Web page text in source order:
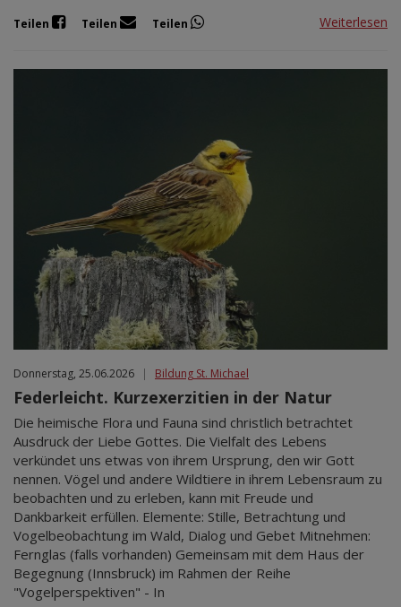
Teilen Teilen Teilen Weiterlesen
Donnerstag, 25.06.2026 | Bildung St. Michael
Federleicht. Kurzexerzitien in der Natur
Die heimische Flora und Fauna sind christlich betrachtet
Ausdruck der Liebe Gottes. Die Vielfalt des Lebens
verkündet uns etwas von ihrem Ursprung, den wir Gott
nennen. Vögel und andere Wildtiere in ihrem Lebensraum zu
beobachten und zu erleben, kann mit Freude und
Dankbarkeit erfüllen. Elemente: Stille, Betrachtung und
Vogelbeobachtung im Wald, Dialog und Gebet Mitnehmen:
Fernglas (falls vorhanden) Gemeinsam mit dem Haus der
Begegnung (Innsbruck) im Rahmen der Reihe
"Vogelperspektiven" - In